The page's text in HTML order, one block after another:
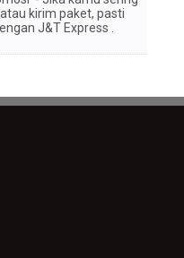
kirim paket, pasti
J&T Express .